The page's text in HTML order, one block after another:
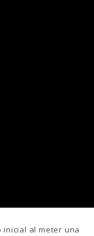
inicial al meter una